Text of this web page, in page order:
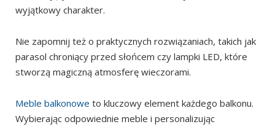
wyjątkowy charakter.
Nie zapomnij też o praktycznych rozwiązaniach, takich jak
parasol chroniący przed słońcem czy lampki LED, które
stworzą magiczną atmosferę wieczorami.
Meble balkonowe to kluczowy element każdego balkonu.
Wybierając odpowiednie meble i personalizując